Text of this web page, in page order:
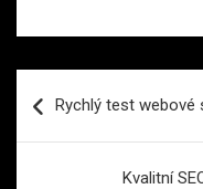
proRychlý test webové
Kvalitní